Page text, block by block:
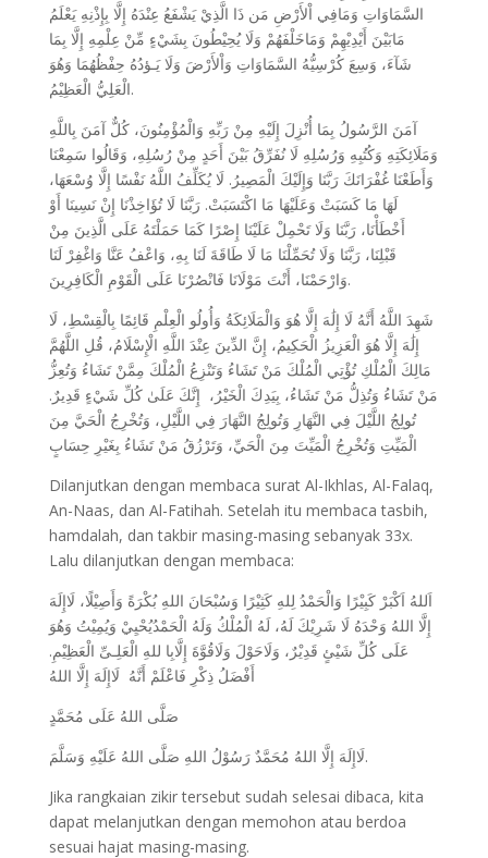
السَّمَاوَاتِ وَمَافِي اْلأَرْضِ مَن ذَا الَّذِيْ يَشْفَعُ عِنْدَهُ إِلَّا بِإِذْنِهِ يَعْلَمُ
مَابَيْنَ أَيْدِيْهِمْ وَمَاخَلْفَهُمْ وَلَا يُحِيْطُونَ بِشَيْءٍ مِّنْ عِلْمِهِ إِلَّا بِمَا
شَآءَ، وَسِعَ كُرْسِيُّهُ السَّمَاوَاتِ وَاْلأَرْضَ وَلَا يَـؤدُهُ حِفْظُهُمَا وَهُوَ
الْعَلِيُّ الْعَظِيْمُ.
آمَنَ الرَّسُولُ بِمَا أُنْزِلَ إِلَيْهِ مِنْ رَبِّهِ وَالْمُؤْمِنُونَ، كُلٌّ آمَنَ بِاللَّهِ
وَمَلَائِكَتِهِ وَكُتُبِهِ وَرُسُلِهِ لَا نُفَرِّقُ بَيْنَ أَحَدٍ مِنْ رُسُلِهِ، وَقَالُوا سَمِعْنَا
وَأَطَعْنَا غُفْرَانَكَ رَبَّنَا وَإِلَيْكَ الْمَصِيرُ. لَا يُكَلِّفُ اللَّهُ نَفْسًا إِلَّا وُسْعَهَا،
لَهَا مَا كَسَبَتْ وَعَلَيْهَا مَا اكْتَسَبَتْ. رَبَّنَا لَا تُؤَاخِذْنَا إِنْ نَسِينَا أَوْ
أَخْطَأْنَا، رَبَّنَا وَلَا تَحْمِلْ عَلَيْنَا إِصْرًا كَمَا حَمَلْتَهُ عَلَى الَّذِينَ مِنْ
قَبْلِنَا، رَبَّنَا وَلَا تُحَمِّلْنَا مَا لَا طَاقَةَ لَنَا بِهِ، وَاعْفُ عَنَّا وَاغْفِرْ لَنَا
وَارْحَمْنَا، أَنْتَ مَوْلَانَا فَانْصُرْنَا عَلَى الْقَوْمِ الْكَافِرِينَ.
شَهِدَ اللَّهُ أَنَّهُ لَا إِلَٰهَ إِلَّا هُوَ وَالْمَلَائِكَةُ وَأُولُو الْعِلْمِ قَائِمًا بِالْقِسْطِ، لَا
إِلَٰهَ إِلَّا هُوَ الْعَزِيزُ الْحَكِيمُ، إِنَّ الدِّينَ عِنْدَ اللَّهِ الْإِسْلَامُ، قُلِ اللَّهُمَّ
مَالِكَ الْمُلْكِ تُؤْتِي الْمُلْكَ مَنْ تَشَاءُ وَتَنْزِعُ الْمُلْكَ مِمَّنْ تَشَاءُ وَتُعِزُّ
مَنْ تَشَاءُ وَتُذِلُّ مَنْ تَشَاءُ، بِيَدِكَ الْخَيْرُ، إِنَّكَ عَلَىٰ كُلِّ شَيْءٍ قَدِيرٌ.
تُولِجُ اللَّيْلَ فِي النَّهَارِ وَتُولِجُ النَّهَارَ فِي اللَّيْلِ، وَتُخْرِجُ الْحَيَّ مِنَ
الْمَيِّتِ وَتُخْرِجُ الْمَيِّتَ مِنَ الْحَيِّ، وَتَرْزُقُ مَنْ تَشَاءُ بِغَيْرِ حِسَابٍ
Dilanjutkan dengan membaca surat Al-Ikhlas, Al-Falaq,
An-Naas, dan Al-Fatihah. Setelah itu membaca tasbih,
hamdalah, dan takbir masing-masing sebanyak 33x.
Lalu dilanjutkan dengan membaca:
اَللهُ اَكْبَرْ كَبِيْرًا وَالْحَمْدُ لِلهِ كَثِيْرًا وَسُبْحَانَ اللهِ بُكْرَةً وَأَصِيْلًا، لَاإِلَهَ
إِلَّا اللهُ وَحْدَهُ لَا شَرِيْكَ لَهُ، لَهُ الْمُلْكُ وَلَهُ الْحَمْدُيُحْيِيْ وَيُمِيْتُ وَهُوَ
عَلَى كُلِّ شَيْئٍ قَدِيْرٌ، وَلَاحَوْلَ وَلَاقُوَّةَ إِلَّابِا للهِ الْعَلِـىِّ الْعَظِيْمِ.
أَفْضَلُ ذِكْرِ فَاعْلَمْ أَنَّهُ لَاإِلَهَ إِلَّا اللهُ
صَلَّى اللهُ عَلَى مُحَمَّدٍ
لَاإِلَهَ إِلَّا اللهُ مُحَمَّدٌ رَسُوْلُ اللهِ صَلَّى اللهُ عَلَيْهِ وَسَلَّمَ.
Jika rangkaian zikir tersebut sudah selesai dibaca, kita
dapat melanjutkan dengan memohon atau berdoa
sesuai hajat masing-masing.